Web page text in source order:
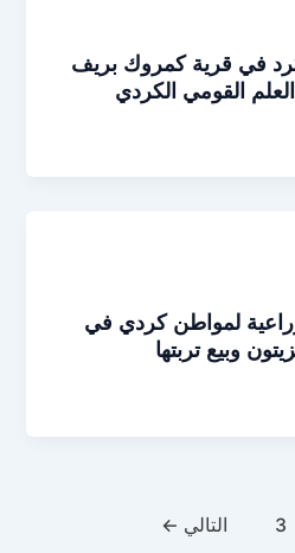
في قرية كمروك بريف
القومي الكردي
لمواطن كردي في
وبيع تربتها
3 التالي ←